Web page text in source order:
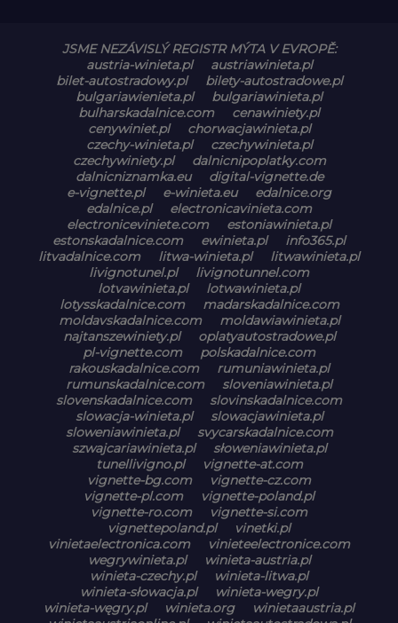
JSME NEZÁVISLÝ REGISTR MÝTA V EVROPĚ:
austria-winieta.pl
austriawinieta.pl
bilet-autostradowy.pl
bilety-autostradowe.pl
bulgariawienieta.pl
bulgariawinieta.pl
bulharskadalnice.com
cenawiniety.pl
cenywiniet.pl
chorwacjawinieta.pl
czechy-winieta.pl
czechywinieta.pl
czechywiniety.pl
dalnicnipoplatky.com
dalnicniznamka.eu
digital-vignette.de
e-vignette.pl
e-winieta.eu
edalnice.org
edalnice.pl
electronicavinieta.com
electroniceviniete.com
estoniawinieta.pl
estonskadalnice.com
ewinieta.pl
info365.pl
litvadalnice.com
litwa-winieta.pl
litwawinieta.pl
livignotunel.pl
livignotunnel.com
lotvawinieta.pl
lotwawinieta.pl
lotysskadalnice.com
madarskadalnice.com
moldavskadalnice.com
moldawiawinieta.pl
najtanszewiniety.pl
oplatyautostradowe.pl
pl-vignette.com
polskadalnice.com
rakouskadalnice.com
rumuniawinieta.pl
rumunskadalnice.com
sloveniawinieta.pl
slovenskadalnice.com
slovinskadalnice.com
slowacja-winieta.pl
slowacjawinieta.pl
sloweniawinieta.pl
svycarskadalnice.com
szwajcariawinieta.pl
słoweniawinieta.pl
tunellivigno.pl
vignette-at.com
vignette-bg.com
vignette-cz.com
vignette-pl.com
vignette-poland.pl
vignette-ro.com
vignette-si.com
vignettepoland.pl
vinetki.pl
vinietaelectronica.com
vinieteelectronice.com
wegrywinieta.pl
winieta-austria.pl
winieta-czechy.pl
winieta-litwa.pl
winieta-słowacja.pl
winieta-wegry.pl
winieta-węgry.pl
winieta.org
winietaaustria.pl